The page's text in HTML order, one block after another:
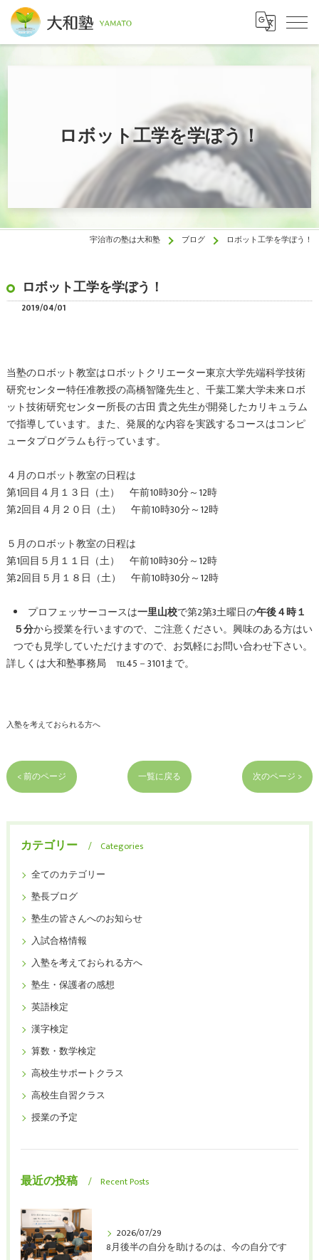
ロボット工学を学ぼう！
宇治市の塾は大和塾 ブログ ロボット工学を学ぼう！
ロボット工学を学ぼう！
2019/04/01
当塾のロボット教室はロボットクリエーター東京大学先端科学技術
研究センター特任准教授の高橋智隆先生と、千葉工業大学未来ロボ
ット技術研究センター所長の古田 貴之先生が開発したカリキュラム
で指導しています。また、発展的な内容を実践するコースはコンピ
ュータプログラムも行っています。
４月のロボット教室の日程は
第1回目４月１３日（土） 午前10時30分～12時
第2回目４月２０日（土） 午前10時30分～12時
５月のロボット教室の日程は
第1回目５月１１日（土） 午前10時30分～12時
第2回目５月１８日（土） 午前10時30分～12時
プロフェッサーコースは一里山校で第2第3土曜日の午後４時１
５分から授業を行いますので、ご注意ください。興味のある方はい
つでも見学していただけますので、お気軽にお問い合わせ下さい。
詳しくは大和塾事務局 ℡45－3101まで。
入塾を考えておられる方へ
< 前のページ 一覧に戻る 次のページ >
カテゴリー
Categories
全てのカテゴリー
塾長ブログ
塾生の皆さんへのお知らせ
入試合格情報
入塾を考えておられる方へ
塾生・保護者の感想
英語検定
漢字検定
算数・数学検定
高校生サポートクラス
高校生自習クラス
授業の予定
最近の投稿 Recent Posts
2026/07/29
8月後半の自分を助けるのは、今の自分です